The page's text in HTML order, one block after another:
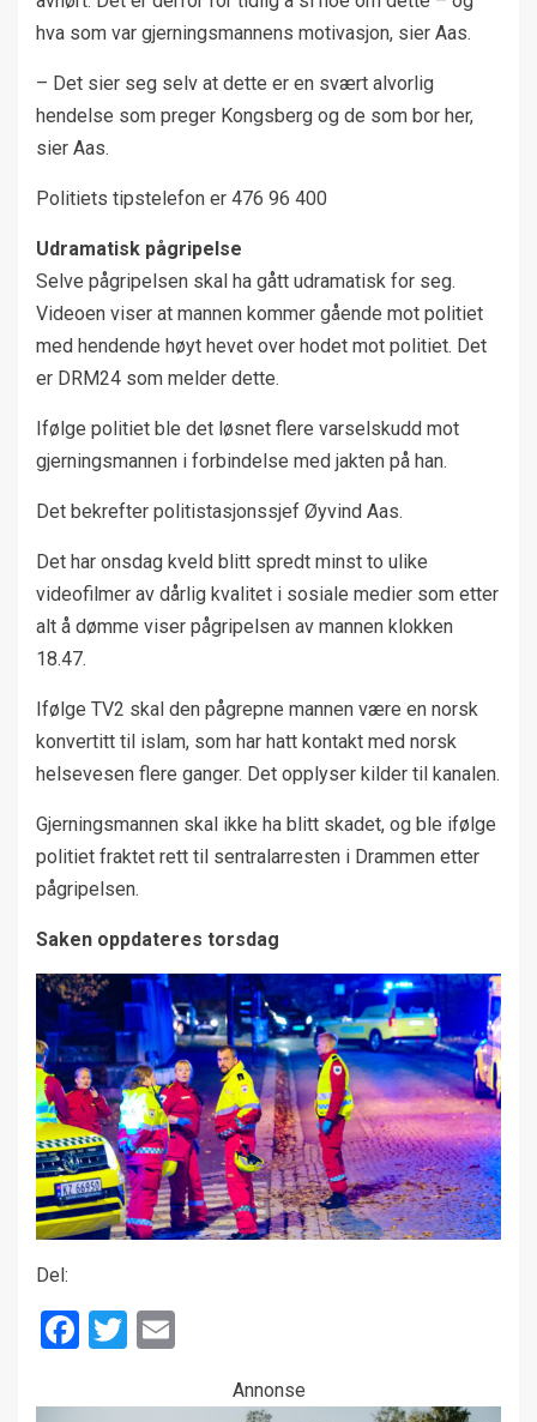
hva som var gjerningsmannens motivasjon, sier Aas.
– Det sier seg selv at dette er en svært alvorlig
hendelse som preger Kongsberg og de som bor her,
sier Aas.
Politiets tipstelefon er 476 96 400
Udramatisk pågripelse
Selve pågripelsen skal ha gått udramatisk for seg.
Videoen viser at mannen kommer gående mot politiet
med hendende høyt hevet over hodet mot politiet. Det
er DRM24 som melder dette.
Ifølge politiet ble det løsnet flere varselskudd mot
gjerningsmannen i forbindelse med jakten på han.
Det bekrefter politistasjonssjef Øyvind Aas.
Det har onsdag kveld blitt spredt minst to ulike
videofilmer av dårlig kvalitet i sosiale medier som etter
alt å dømme viser pågripelsen av mannen klokken
18.47.
Ifølge TV2 skal den pågrepne mannen være en norsk
konvertitt til islam, som har hatt kontakt med norsk
helsevesen flere ganger. Det opplyser kilder til kanalen.
Gjerningsmannen skal ikke ha blitt skadet, og ble ifølge
politiet fraktet rett til sentralarresten i Drammen etter
pågripelsen.
Saken oppdateres torsdag
Del:
Facebook
Twitter
Annonse